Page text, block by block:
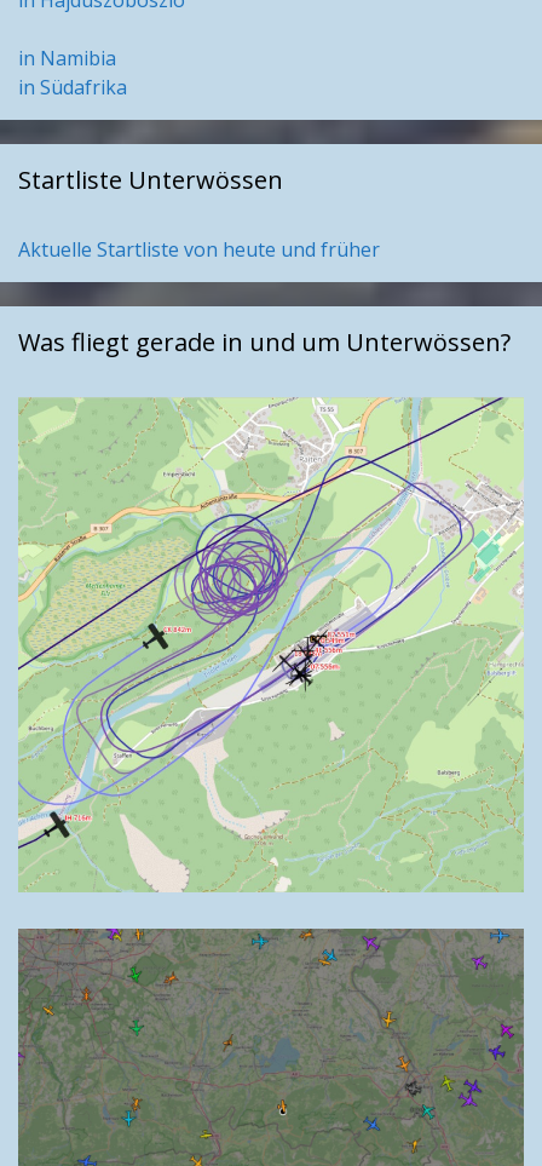
in Namibia
in Südafrika
Startliste Unterwössen
Aktuelle Startliste von heute und früher
Was fliegt gerade in und um Unterwössen?